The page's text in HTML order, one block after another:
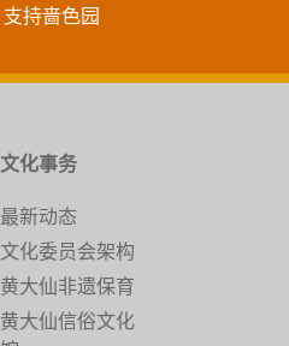
支持啬色园
文化事务
最新动态
文化委员会架构
黄大仙非遗保育
黄大仙信俗文化